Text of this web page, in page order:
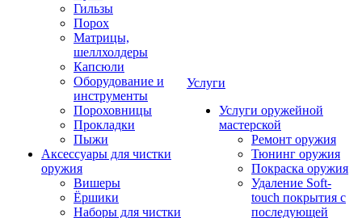
Гильзы
Порох
Матрицы,
шеллхолдеры
Капсюли
Оборудование и
инструменты
Пороховницы
Прокладки
Пыжи
Аксессуары для чистки
оружия
Вишеры
Ёршики
Наборы для чистки
Услуги
Услуги оружейной
мастерской
Ремонт оружия
Тюнинг оружия
Покраска оружия
Удаление Soft-
touch покрытия с
последующей